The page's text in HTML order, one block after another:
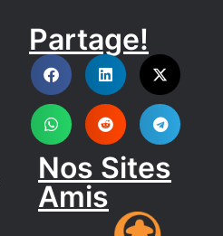
DISCORD
Partage!
Nos Sites
Amis